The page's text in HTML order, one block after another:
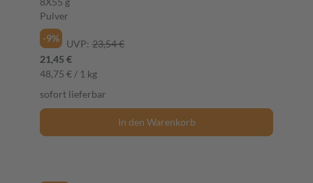
Pulver
-9%
UVP: 23,54 €
21,45 €
48,75 € / 1 kg
sofort lieferbar
In den Warenkorb